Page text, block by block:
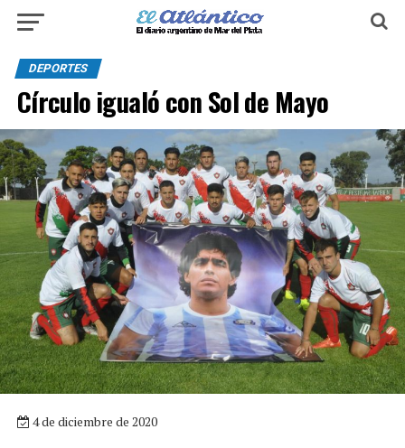
DEPORTES
Círculo igualó con Sol de Mayo
4 de diciembre de 2020